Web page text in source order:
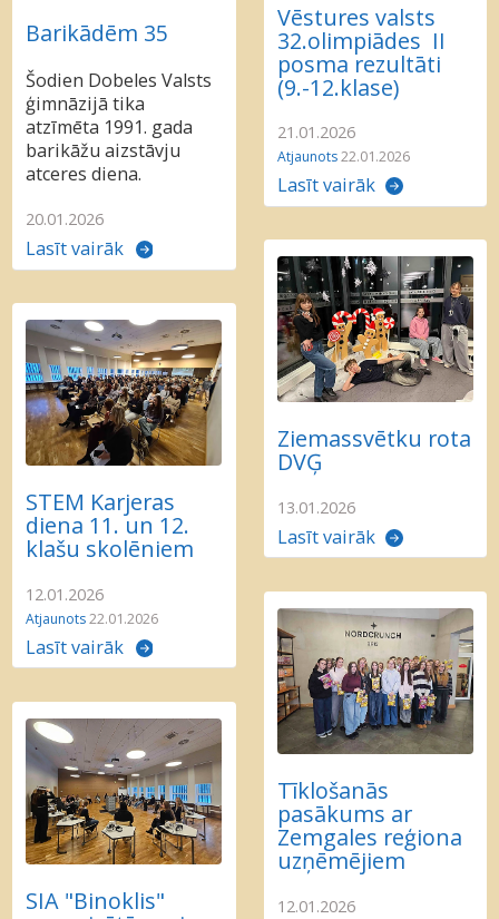
Vēstures valsts
32.olimpiādes II
posma rezultāti
(9.-12.klase)
21.01.2026
Atjaunots22.01.2026
Lasīt vairāk
Barikādēm 35
Šodien Dobeles Valsts
ģimnāzijā tika
atzīmēta 1991. gada
barikāžu aizstāvju
atceres diena.
20.01.2026
Lasīt vairāk
Ziemassvētku rota
DVĢ
13.01.2026
Lasīt vairāk
STEM Karjeras
diena 11. un 12.
klašu skolēniem
12.01.2026
Atjaunots22.01.2026
Lasīt vairāk
Tīklošanās
pasākums ar
Zemgales reģiona
uzņēmējiem
12.01.2026
SIA "Binoklis"